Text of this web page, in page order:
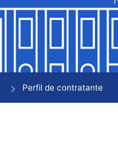
Perfil de contratante